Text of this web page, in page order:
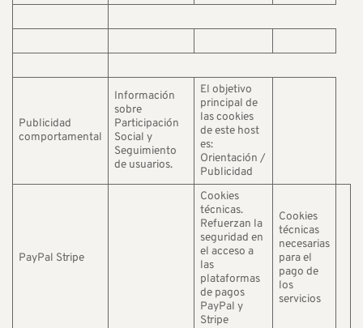
Publicidad
comportamental
Información
sobre
Participación
Social y
Seguimiento
de usuarios.
El objetivo
principal de
las cookies
de este host
es:
Orientación /
Publicidad
PayPal Stripe
Cookies
técnicas.
Refuerzan la
seguridad en
el acceso a
las
plataformas
de pagos
PayPal y
Stripe
Cookies
técnicas
necesarias
para el
pago de
los
servicios